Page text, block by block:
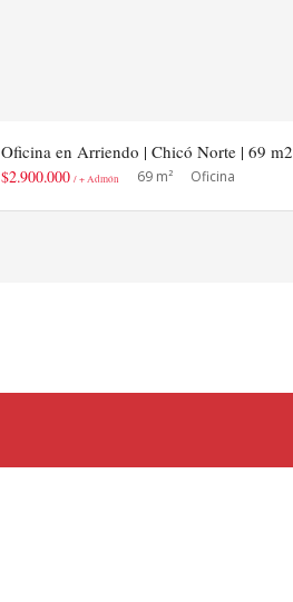
Oficina en Arriendo | Chicó Norte | 69 m2
$2.900.000/ + Admón 69 m² Oficina